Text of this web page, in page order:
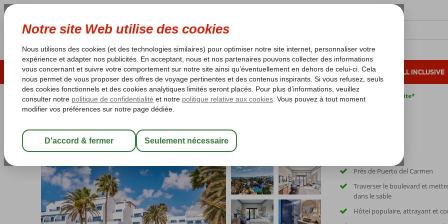
ÉTÉ 2026 LAST MINUTES SOLEIL D'HIVER VACANCES AU SOLEIL ALL INCLUSIVE
Les garanties de vacances Garantie du prix le plus bas* Pas de surcharge carburant Annulation gratuite*
Seaside Los Jameos
Près de Puerto del Carmen
Traverser le boulevard et
dans le sable
Hôtel populaire, attrayant et